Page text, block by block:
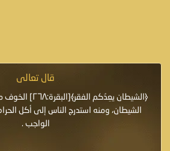
قال تعالى
﴿الشيطان يعِدُكم
الشيطان، ومنه استدرج الناس إلى أكل
الواجب .